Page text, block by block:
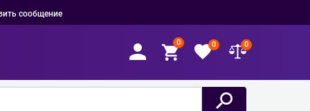
сообщение
0 0 0